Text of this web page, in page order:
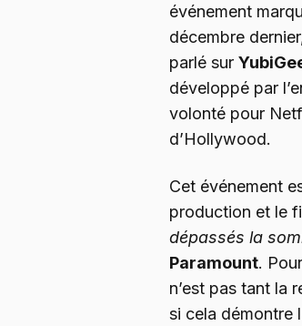
événement
décembre
parlé sur
développé par
volonté pour
d’Hollywood.
Cet événement
production et le
dépassés la
Paramount.
n’est pas tant la
si cela démontre